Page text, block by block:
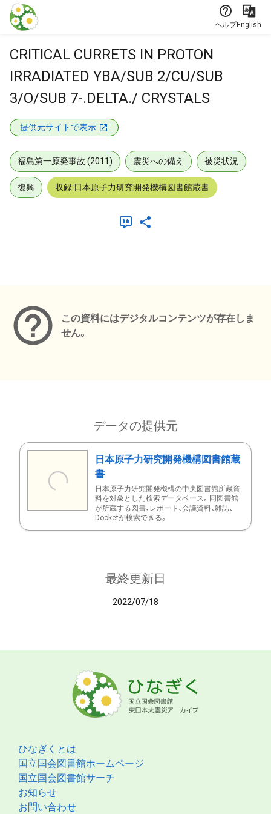
本文に飛ぶ
ヘルプEnglish
CRITICAL CURRETS IN PROTON
IRRADIATED YBA/SUB 2/CU/SUB
3/O/SUB 7-.DELTA./ CRYSTALS
提供元サイトで表示
福島第一原発事故 (2011) 震災への備え 被災状況
復興 収録:日本原子力研究開発機構図書館蔵書
この資料にはデジタルコンテンツが存在しま
せん。
データの提供元
日本原子力研究開発機構図書館蔵
書
日本原子力研究開発機構の中央図書館所蔵資
料を対象とした検索データベース。同図書館
が所蔵する図書、レポート、会議資料、雑誌、
Docketが検索できる。
最終更新日
2022/07/18
ひなぎくとは
国立国会図書館ホームページ
国立国会図書館サーチ
お知らせ
お問い合わせ